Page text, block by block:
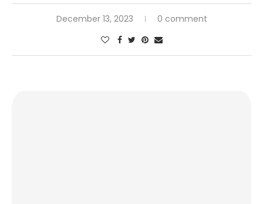
December 13, 2023 0 comment